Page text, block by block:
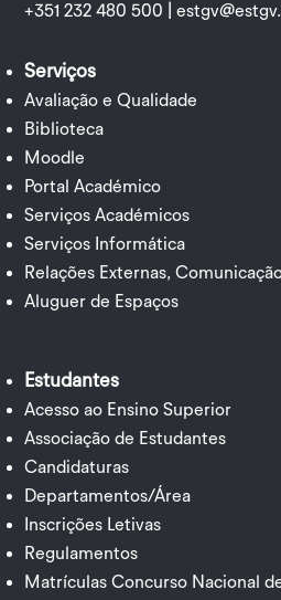
+351 232 480 500 |
Serviços
Avaliação e Qualidade
Biblioteca
Moodle
Portal Académico
Serviços Académicos
Serviços Informática
Relações Externas,
Aluguer de Espaços
Estudantes
Acesso ao Ensino Superior
Associação de Estudantes
Candidaturas
Departamentos/Área
Inscrições Letivas
Regulamentos
Matrículas Concurso Nacional